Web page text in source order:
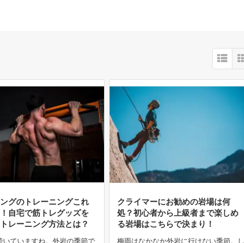
グのトレーニングこれ
自宅で筋トレグッズを
レーニング方法とは？
いていますね。外岩の季節で
クライマーにお勧めの岩場は何
処？初心者から上級者まで楽しめ
る岩場はこちらで決まり！
梅雨はなかなか外岩に行けない季節。し